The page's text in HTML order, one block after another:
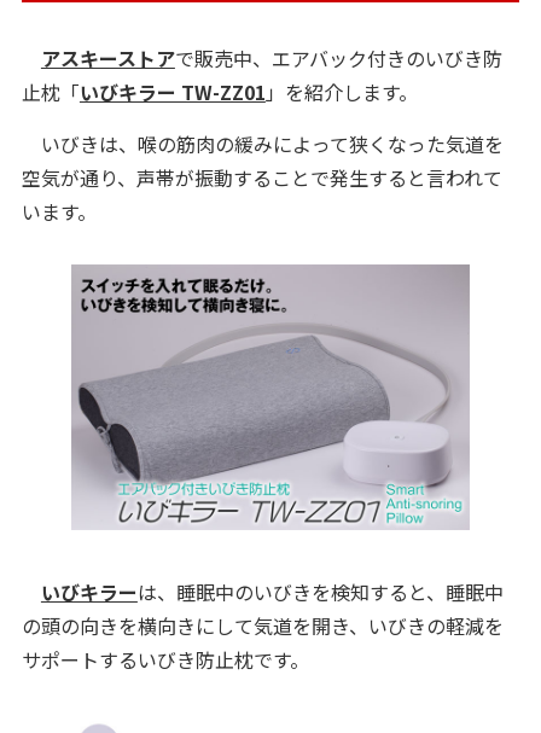
アスキーストアで販売中、エアバック付きのいびき防
止枕「いびキラー TW-ZZ01 」を紹介します。
いびきは、喉の筋肉の緩みによって狭くなった気道を
空気が通り、声帯が振動することで発生すると言われて
います。
いびキラーは、睡眠中のいびきを検知すると、睡眠中
の頭の向きを横向きにして気道を開き、いびきの軽減を
サポートするいびき防止枕です。